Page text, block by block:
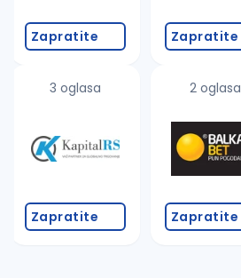
Zapratite
3 oglasa
Zapratite
Zapratite
2 oglasa
Zapratite